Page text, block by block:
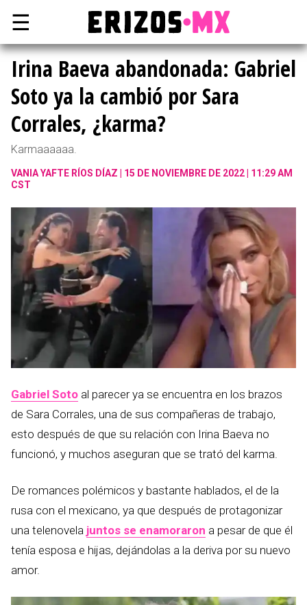
☰
Irina Baeva abandonada: Gabriel
Soto ya la cambió por Sara
Corrales, ¿karma?
Karmaaaaaa.
VANIA YAFTE RÍOS DÍAZ
15 DE NOVIEMBRE DE 2022 | 11:29 AM
CST
Gabriel Soto al parecer ya se encuentra en los brazos
de Sara Corrales, una de sus compañeras de trabajo,
esto después de que su relación con Irina Baeva no
funcionó, y muchos aseguran que se trató del karma.
De romances polémicos y bastante hablados, el de la
rusa con el mexicano, ya que después de protagonizar
una telenovela juntos se enamoraron a pesar de que él
tenía esposa e hijas, dejándolas a la deriva por su nuevo
amor.